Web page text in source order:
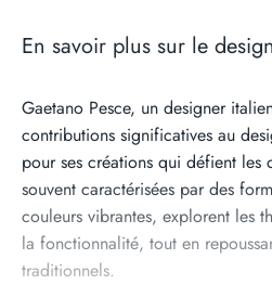
En savoir plus sur le
Gaetano Pesce, un designer
contributions significatives au
pour ses créations qui défient les
souvent caractérisées par des
couleurs vibrantes, explorent les
la fonctionnalité, tout en
traditionnels.